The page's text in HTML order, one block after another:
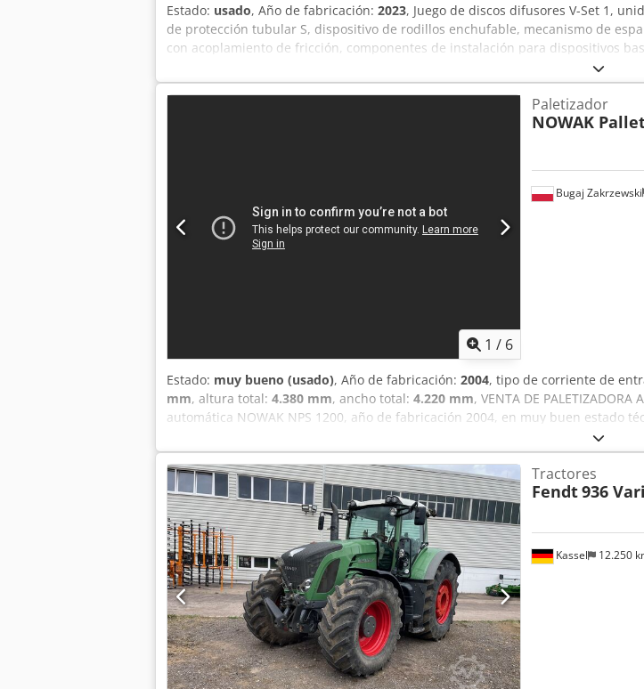
Estado: usado, Año de fabricación: 2023, Juego de discos difusores V-Set 1,
de protección tubular S, dispositivo de rodillos enchufable, mecanismo de
con acoplamiento de fricción, componentes de instalación para dispositivos
1 / 6
Bugaj Zakrzewski
Paletizador
NOWAK
Estado: muy bueno (usado), Año de fabricación: 2004, tipo de corriente de
mm, altura total: 4.380 mm, ancho total: 4.220 mm, VENTA DE
automática NOWAK NPS 1200, año de fabricación 2004, en muy buen estado
servicio. Ideal para la paletización de sacos/embalajes en sistemas
Fabricante: NOWAK Palettiersysteme GmbH • Capacidad: hasta 1200 sacos
palets: – EURO 800 × 1200 mm – Desechables 800 × 1200 mm – Industriales
Equipamiento y conjuntos incluidos (según página 2 del documento) •
elevador. • Elevador de palets llenos (hasta 1200 kg) con variador de
correa dentada. • 3 × prensores laterales para centrado de capas del
Girador de sacos de 90°–180° con ajuste automático. • Cinta sincronizadora
1800 mm y transportador de palets llenos. • Cintas transportadoras
acceso. • Panel de control en la plataforma. • Enmallado con sensores de
incluye: • Controlador Siemens S7 (CPU 315) • Panel KTP 700 • Variadores
máquina (según página 3 del documento) • Longitud: 4700 mm • Ancho: 4220
de energía: aprox. 18 kW • Altura de las cintas: estándar 2900 mm • Altura de
malaquita • Elementos móviles: amarillo RAL 1023 — Estado de la máquina •
Posibilidad de mostrar documentación y fotos. — Precio A convenir – por favor,
Kassel 12.250
Tractores
Fendt936